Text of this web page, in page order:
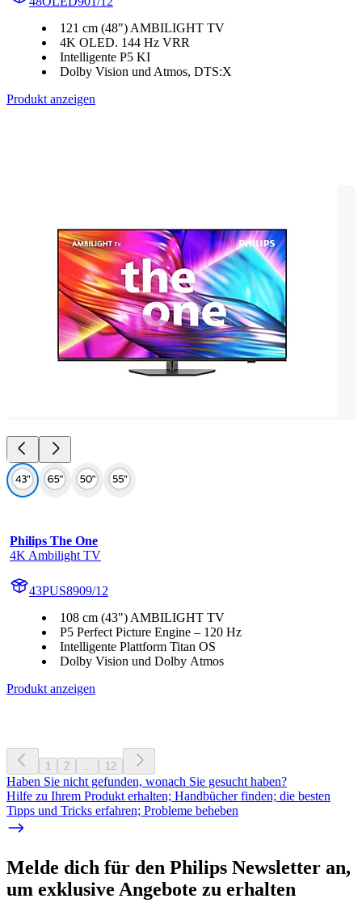
121 cm (48") AMBILIGHT TV
4K OLED. 144 Hz VRR
Intelligente P5 KI
Dolby Vision und Atmos, DTS:X
Produkt anzeigen
Philips The One
4K Ambilight TV
43PUS8909/12
108 cm (43") AMBILIGHT TV
P5 Perfect Picture Engine – 120 Hz
Intelligente Plattform Titan OS
Dolby Vision und Dolby Atmos
Produkt anzeigen
1 2 ... 12
Haben Sie nicht gefunden, wonach Sie gesucht haben?
Hilfe zu Ihrem Produkt erhalten; Handbücher finden; die besten
Tipps und Tricks erfahren; Probleme beheben
Melde dich für den Philips Newsletter an,
um exklusive Angebote zu erhalten